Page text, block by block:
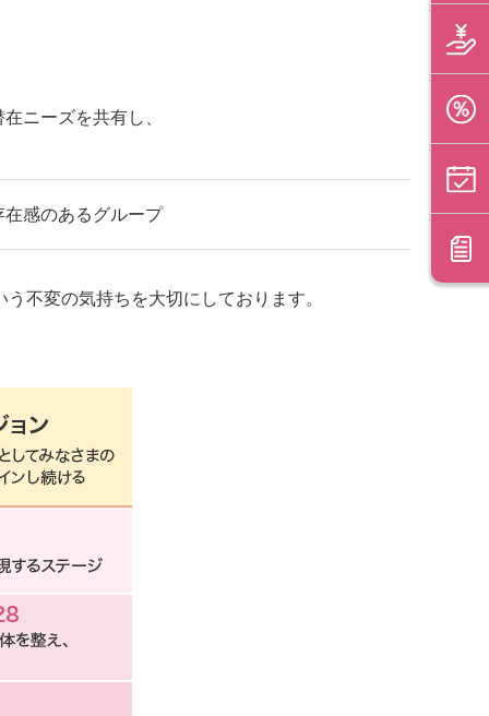
ニーズを共有し、
感のあるグループ
不変の気持ちを大切にしております。